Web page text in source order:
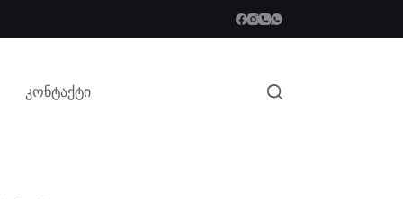
კონტაქტი